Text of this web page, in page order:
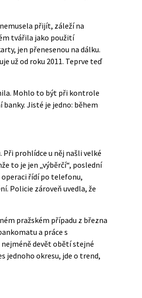
přijít, záleží na
tvářila jako použití
jen přenesenou na dálku.
už od roku 2011. Teprve teď
Mohlo to být při kontrole
Jisté je jedno: během
prohlídce u něj našli velké
to je jen „výběrčí“, poslední
řídí po telefonu,
Policie zároveň uvedla, že
pražském případu z března
a práce s
nejméně devět obětí stejné
jednoho okresu, jde o trend,